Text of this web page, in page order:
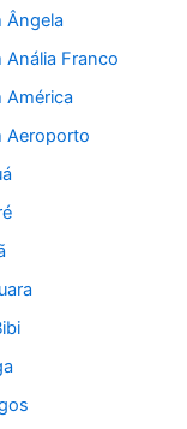
Ângela
Franco
Aeroporto